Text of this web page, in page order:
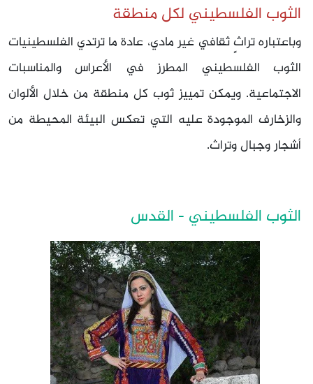
الثوب الفلسطيني لكل منطقة
وباعتباره تراثٍ ثقافي غير مادي، عادة ما ترتدي الفلسطينيات
الثوب الفلسطيني المطرز في الأعراس والمناسبات
الاجتماعية. ويمكن تمييز ثوب كل منطقة من خلال الألوان
والزخارف الموجودة عليه التي تعكس البيئة المحيطة من
أشجار وجبال وتراث.
الثوب الفلسطيني - القدس